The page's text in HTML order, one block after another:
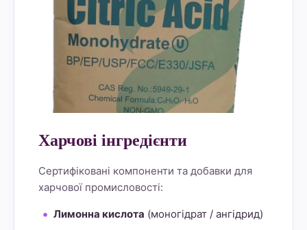
Харчові інгредієнти
Сертифіковані компоненти та добавки для
харчової промисловості:
Лимонна кислота (моногідрат / ангідрид)